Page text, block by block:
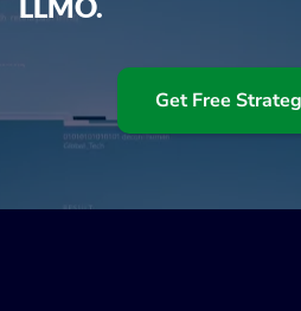
LLMO.
Get Free